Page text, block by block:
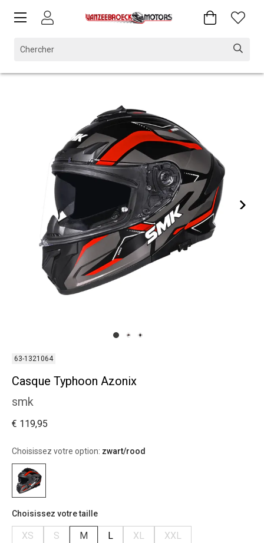
63-1321064
Casque Typhoon Azonix
smk
€ 119,95
Choisissez votre option: zwart/rood
Choisissez votre taille
XS S M L XL XXL